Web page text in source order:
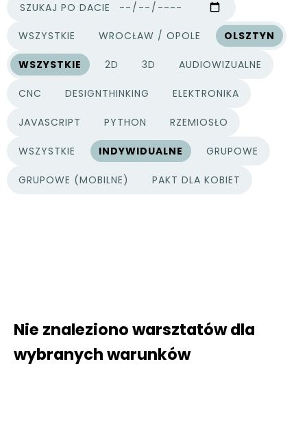
SZUKAJ PO DACIE
WSZYSTKIE
MIASTA
WROCŁAW / OPOLE OLSZTYN
WSZYSTKIE
KATEGORIE PROJEKTÓW
2D 3D AUDIOWIZUALNE
CNC DESIGNTHINKING ELEKTRONIKA
JAVASCRIPT PYTHON RZEMIOSŁO
WSZYSTKIE
TYPY PROJEKTÓW
INDYWIDUALNE GRUPOWE
GRUPOWE (MOBILNE) PAKT DLA KOBIET
Nie znaleziono warsztatów dla
wybranych warunków